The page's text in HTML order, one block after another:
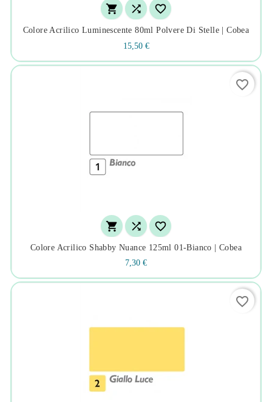
  
Colore Acrilico Luminescente 80ml Polvere Di Stelle | Cobea
15,50 €
  
Colore Acrilico Shabby Nuance 125ml 01-Bianco | Cobea
7,30 €
favorite_border
favorite_border